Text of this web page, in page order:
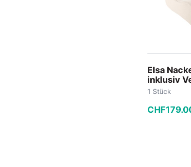
Elsa
inklusiv
1 Stück
CHF179.